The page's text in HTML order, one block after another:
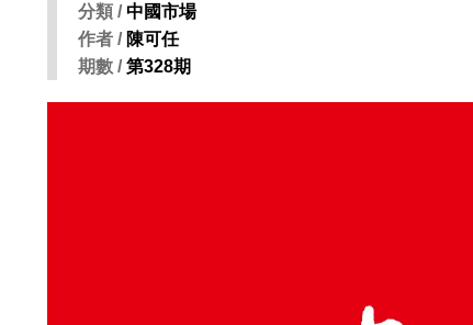
分類 /中國市場
作者 / 陳可任
期數 /第328期